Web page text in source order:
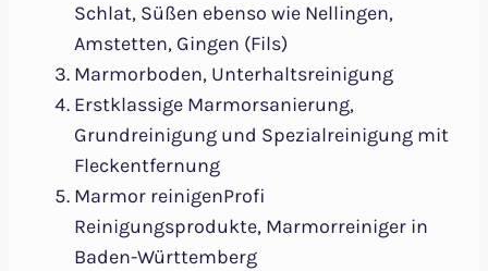
Schlat, Süßen ebenso wie Nellingen,
Amstetten, Gingen (Fils)
Marmorboden, Unterhaltsreinigung
Erstklassige Marmorsanierung,
Grundreinigung und Spezialreinigung mit
Fleckentfernung
Marmor reinigenProfi
Reinigungsprodukte, Marmorreiniger in
Baden-Württemberg